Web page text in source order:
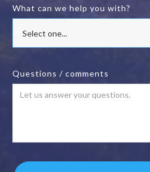
What can we help you with?
Questions / comments